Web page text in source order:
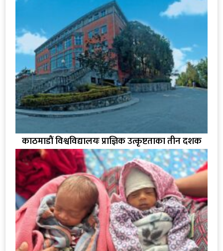
काठमाडौं विश्वविद्यालयः प्राज्ञिक उत्कृष्टताका तीन दशक